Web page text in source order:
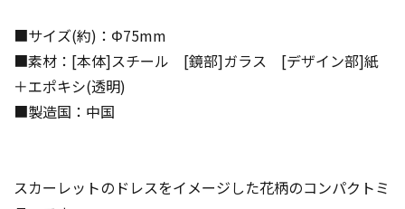
■サイズ(約)：Φ75mm
■素材：[本体]スチール [鏡部]ガラス [デザイン部]紙
＋エポキシ(透明)
■製造国：中国
スカーレットのドレスをイメージした花柄のコンパクトミ